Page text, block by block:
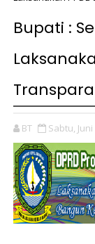
Bupati :
BT Sabtu,